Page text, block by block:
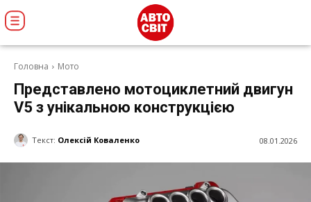
Головна Мото
Представлено мотоциклетний двигун
V5 з унікальною конструкцією
Текст: Олексій Коваленко 08.01.2026